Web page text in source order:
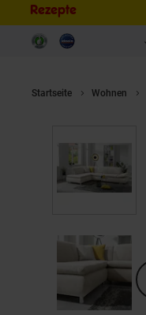
Rezepte
Startseite Wohnen